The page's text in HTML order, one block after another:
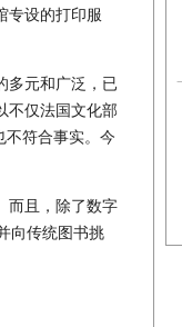
专设的打印服
元和广泛，已
不仅法国文化部
不符合事实。今
且，除了数字
向传统图书挑